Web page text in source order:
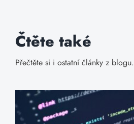
Čtěte také
Přečtěte si i ostatní články z blogu.